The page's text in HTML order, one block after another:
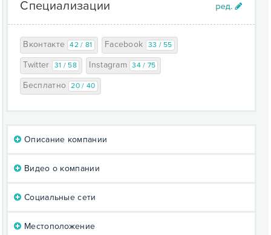
Специализации
Вконтакте 42 / 81 Facebook 33 / 55
Twitter 31 / 58 Instagram 34 / 75
Бесплатно 20 / 40
Описание компании
Видео о компании
Социальные сети
Местоположение